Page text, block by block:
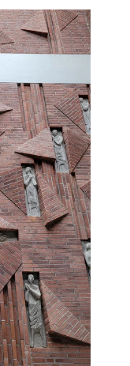
Sie, dass die
z.B. zwecks
Werbung.